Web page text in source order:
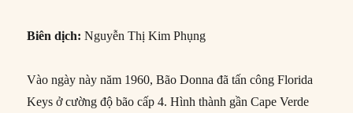
Biên dịch:Nguyễn Thị Kim Phụng
Vào ngày này năm 1960, Bão Donna đã tấn công Florida
Keys ở cường độ bão cấp 4. Hình thành gần Cape Verde